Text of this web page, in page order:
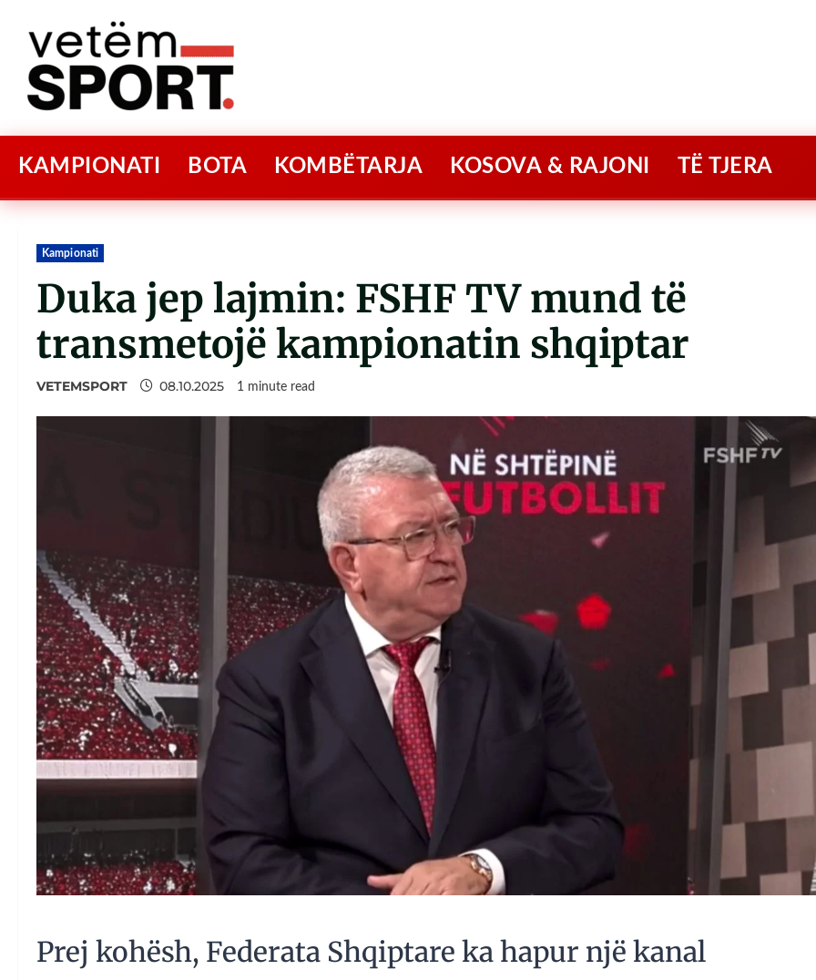
KAMPIONATI BOTA KOMBËTARJA KOSOVA & RAJONI TË TJERA
Kampionati
Duka jep lajmin: FSHF TV mund të
transmetojë kampionatin shqiptar
VETEMSPORT 08.10.2025 1 minute read
Prej kohësh, Federata Shqiptare ka hapur një kanal